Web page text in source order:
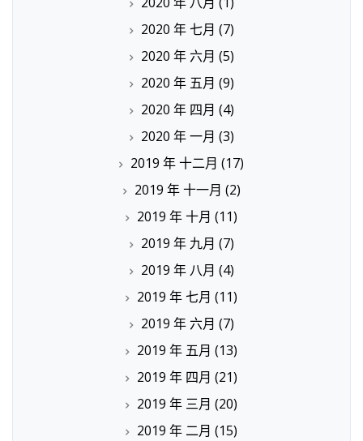
2020 年 七月 (7)
2020 年 六月 (5)
2020 年 五月 (9)
2020 年 四月 (4)
2020 年 一月 (3)
2019 年 十二月 (17)
2019 年 十一月 (2)
2019 年 十月 (11)
2019 年 九月 (7)
2019 年 八月 (4)
2019 年 七月 (11)
2019 年 六月 (7)
2019 年 五月 (13)
2019 年 四月 (21)
2019 年 三月 (20)
2019 年 二月 (15)